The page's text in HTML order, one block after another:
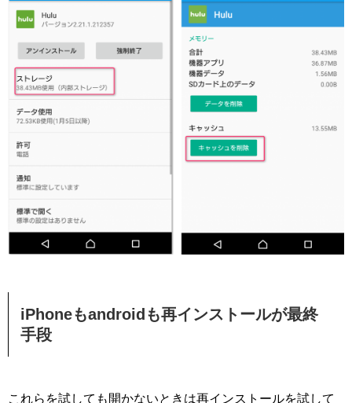
iPhoneもandroidも再インストールが最終
手段
これらを試しても開かないときは再インストールを試して